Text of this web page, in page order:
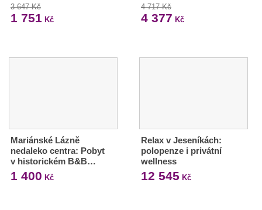
3 647 Kč
1 751 Kč
4 717 Kč
4 377 Kč
Mariánské Lázně
nedaleko centra: Pobyt
v historickém B&B…
1 400 Kč
Relax v Jeseníkách:
polopenze i privátní
wellness
12 545 Kč